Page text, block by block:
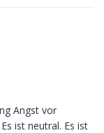
Angst vor
ist neutral. Es ist